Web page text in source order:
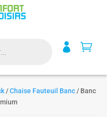
 
/Chaise Fauteuil Banc / Banc